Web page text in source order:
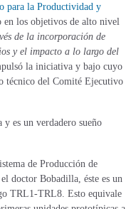
para la Productividad y
en los objetivos de alto nivel
de la incorporación de
y el impacto a lo largo del
la iniciativa y bajo cuyo
técnico del Comité Ejecutivo
es un verdadero sueño
de Producción de
doctor Bobadilla, éste es un
TRL1-TRL8. Esto equivale